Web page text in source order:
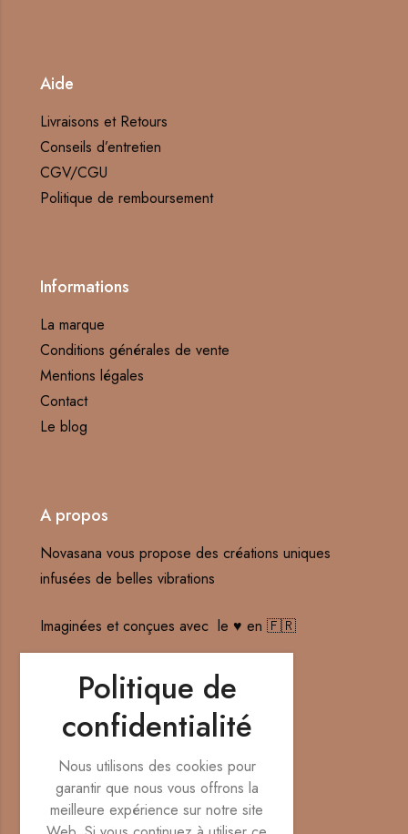
Aide
Livraisons et Retours
Conseils d’entretien
CGV/CGU
Politique de remboursement
Informations
La marque
Conditions générales de vente
Mentions légales
Contact
Le blog
A propos
Novasana vous propose des créations uniques
infusées de belles vibrations
Imaginées et conçues avec le ♥️ en 🇫🇷
Contact : hello@novasana-creations.fr
Nos réseaux sociaux
Politique de
confidentialité
Nous utilisons des cookies pour
garantir que nous vous offrons la
meilleure expérience sur notre site